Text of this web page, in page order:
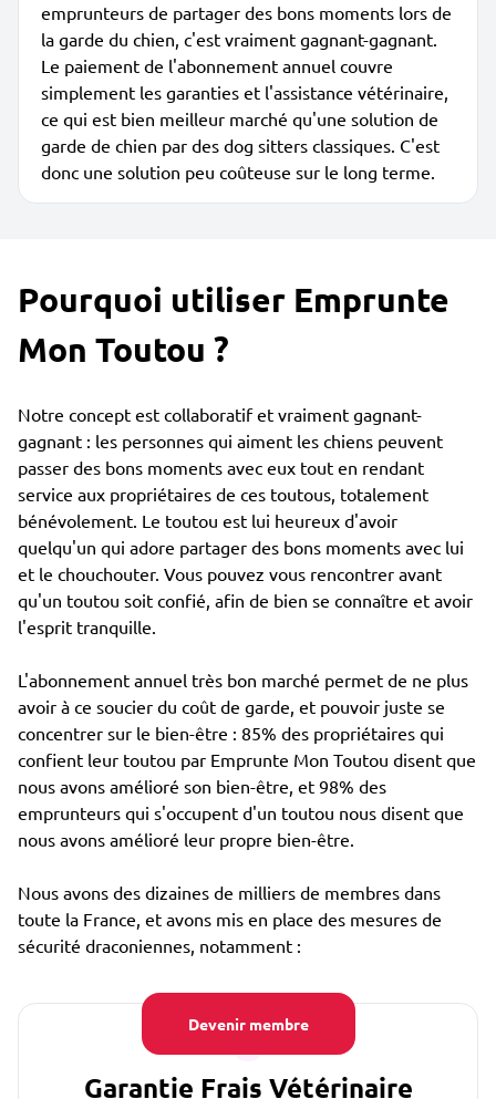
Devenir membre
emprunteurs de partager des bons moments lors de
la garde du chien, c'est vraiment gagnant-gagnant.
Le paiement de l'abonnement annuel couvre
simplement les garanties et l'assistance vétérinaire,
ce qui est bien meilleur marché qu'une solution de
garde de chien par des dog sitters classiques. C'est
donc une solution peu coûteuse sur le long terme.
Pourquoi utiliser Emprunte
Mon Toutou ?
Notre concept est collaboratif et vraiment gagnant-
gagnant : les personnes qui aiment les chiens peuvent
passer des bons moments avec eux tout en rendant
service aux propriétaires de ces toutous, totalement
bénévolement. Le toutou est lui heureux d'avoir
quelqu'un qui adore partager des bons moments avec lui
et le chouchouter. Vous pouvez vous rencontrer avant
qu'un toutou soit confié, afin de bien se connaître et avoir
l'esprit tranquille.
L'abonnement annuel très bon marché permet de ne plus
avoir à ce soucier du coût de garde, et pouvoir juste se
concentrer sur le bien-être : 85% des propriétaires qui
confient leur toutou par Emprunte Mon Toutou disent que
nous avons amélioré son bien-être, et 98% des
emprunteurs qui s'occupent d'un toutou nous disent que
nous avons amélioré leur propre bien-être.
Nous avons des dizaines de milliers de membres dans
toute la France, et avons mis en place des mesures de
sécurité draconiennes, notamment :
Garantie Frais Vétérinaire